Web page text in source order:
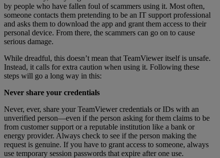
by people who have fallen foul of scammers using it. Most often,
someone contacts them pretending to be an IT support professional
and asks them to download the app and grant them access to their
personal device. From there, the scammers can go on to cause
serious damage.
While dreadful, this doesn’t mean that TeamViewer itself is unsafe.
Instead, it calls for extra caution when using it. Following these
steps will go a long way in this:
Never share your credentials
Never, ever, share your TeamViewer credentials or IDs with an
unverified person—even if the person asking for them claims to be
from customer support or a reputable institution like a bank or
energy provider. Always check to see if the person making the
request is genuine. If you have to grant access to someone, always
use temporary session passwords that expire after one use.